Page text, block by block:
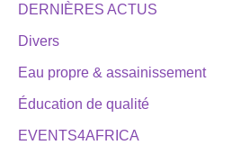
DERNIÈRES ACTUS
Divers
Eau propre & assainissement
Éducation de qualité
EVENTS4AFRICA